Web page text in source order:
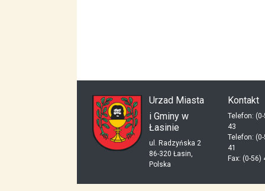
Urzad Miasta
i Gminy w
Łasinie
ul. Radzyńska 2
86-320 Łasin,
Polska
Kontakt
Telefon:
43
Telefon:
41
Fax: (0-56)